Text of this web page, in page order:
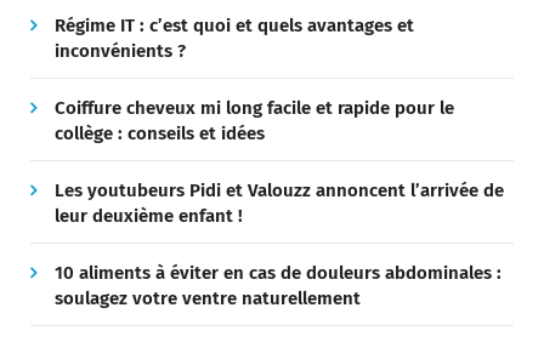
Régime IT : c’est quoi et quels avantages et
inconvénients ?
Coiffure cheveux mi long facile et rapide pour le
collège : conseils et idées
Les youtubeurs Pidi et Valouzz annoncent l’arrivée de
leur deuxième enfant !
10 aliments à éviter en cas de douleurs abdominales :
soulagez votre ventre naturellement